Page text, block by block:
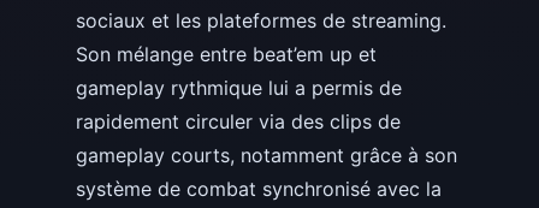
sociaux et les plateformes de streaming.
Son mélange entre beat’em up et
gameplay rythmique lui a permis de
rapidement circuler via des clips de
gameplay courts, notamment grâce à son
système de combat synchronisé avec la